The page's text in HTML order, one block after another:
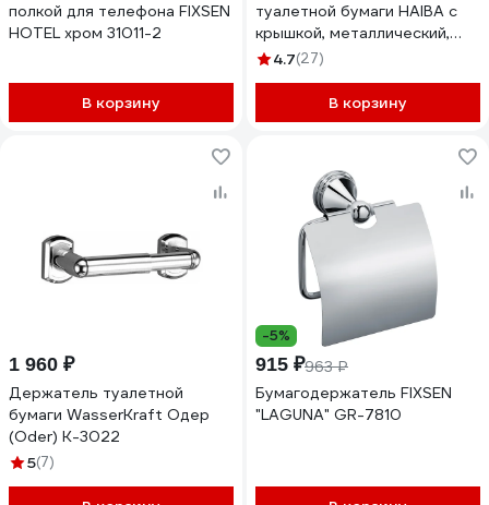
полкой для телефона FIXSEN
HOTEL хром 31011-2
В корзину
туалетной бумаги HAIBA с
крышкой, металлический,
хром HB1503 539707
4.7(27)
В корзину
1 960 ₽
Держатель туалетной
бумаги WasserKraft Одер
(Oder) K-3022
5(7)
-5%
915 ₽963 ₽
Бумагодержатель FIXSEN
"LAGUNA" GR-7810